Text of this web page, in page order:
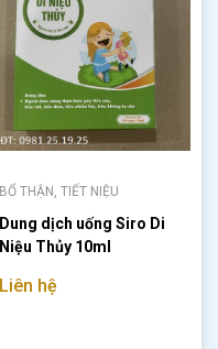
BỔ THẬN, TIẾT NIỆU
Dung dịch uống Siro Di
Niệu Thủy 10ml
Liên hệ